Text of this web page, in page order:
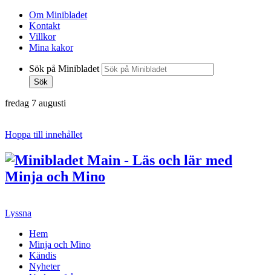
Om Minibladet
Kontakt
Villkor
Mina kakor
Sök på Minibladet
Sök
fredag 7 augusti
Hoppa till innehållet
Lyssna
Hem
Minja och Mino
Kändis
Nyheter